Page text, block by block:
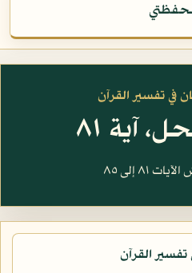
في تفسير القرآن
آية ٨١
٨١ إلى ٨٥
تفسير القرآن